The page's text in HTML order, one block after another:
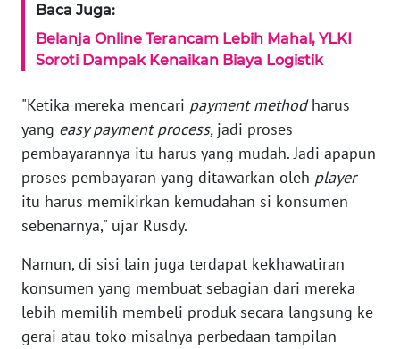
Baca Juga:
Belanja Online Terancam Lebih Mahal, YLKI
Soroti Dampak Kenaikan Biaya Logistik
"Ketika mereka mencari payment methodharus
yang easy payment process, jadi proses
pembayarannya itu harus yang mudah. Jadi apapun
proses pembayaran yang ditawarkan oleh player
itu harus memikirkan kemudahan si konsumen
sebenarnya," ujar Rusdy.
Namun, di sisi lain juga terdapat kekhawatiran
konsumen yang membuat sebagian dari mereka
lebih memilih membeli produk secara langsung ke
gerai atau toko misalnya perbedaan tampilan
JAKARTA
WN
WN
BANTEN
WN
NTT
KEPRI
WN
PAPUA